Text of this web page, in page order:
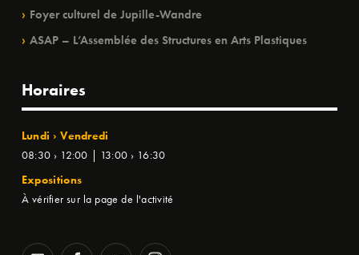
Foyer culturel de Jupille-Wandre
ASAP – L’Assemblée des Structures en Arts Plastiques
Horaires
Lundi › Vendredi
08:30 › 12:00 | 13:00 › 16:30
Expositions
À vérifier sur la page de l'activité